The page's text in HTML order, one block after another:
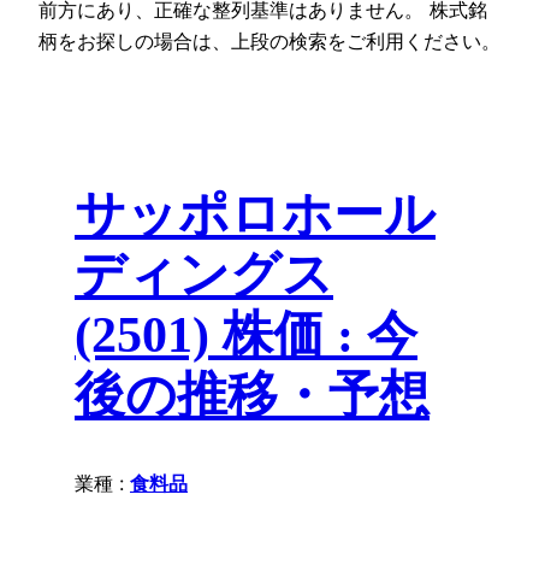
前方にあり、正確な整列基準はありません。 株式銘
柄をお探しの場合は、上段の検索をご利用ください。
サッポロホール
ディングス
(2501) 株価 : 今
後の推移・予想
業種 : 食料品